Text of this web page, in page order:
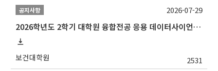
공지사항
2026학년도 2학기 대학원 융합전공 응용 데이터사이언스 선발 계획 알림
보건대학원 2531
2026-07-29